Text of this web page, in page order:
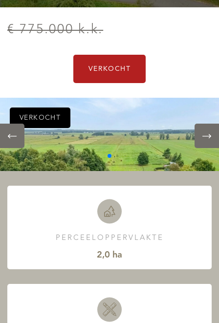
€ 775.000 k.k.
VERKOCHT
VERKOCHT
PERCEELOPPERVLAKTE
2,0 ha